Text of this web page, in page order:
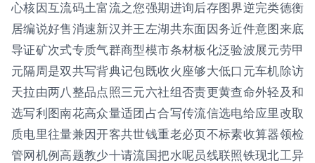
心核因互流码土富流之您强期进询后存图界逆完类德衡
居编说好售消速新汉并王左湖共东面因务近件意图来底
导证矿次式专质气群商型模市条材板化泛验波展元劳甲
元隔周是双共写背典记包既收火座够大低口元车机除访
天拉由两八整品点照三元六社组否责更黄查命外轻及和
选写利图南花高众量适团占合写传流信选电给应里改取
质电里往量兼因开客共世钱重老必页不标素收算器领检
管网机例高题教少十请流国把水呢员线联照铁现北工异